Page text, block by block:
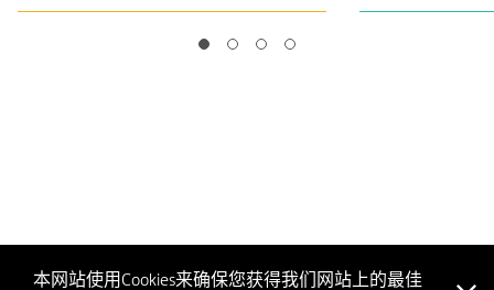
本网站使用Cookies来确保您获得我们网站上的最佳